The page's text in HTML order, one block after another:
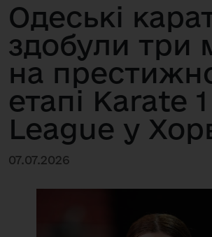
Одеські
здобули три
на
етапі Karate
League у
07.07.2026